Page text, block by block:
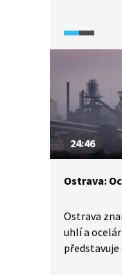
hradu
24:46
Ostrava:
Ostrava
uhlí a
představuje